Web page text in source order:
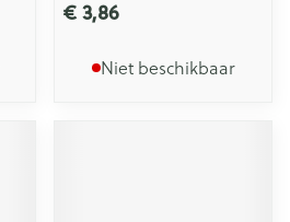
€ 3,86
Niet beschikbaar